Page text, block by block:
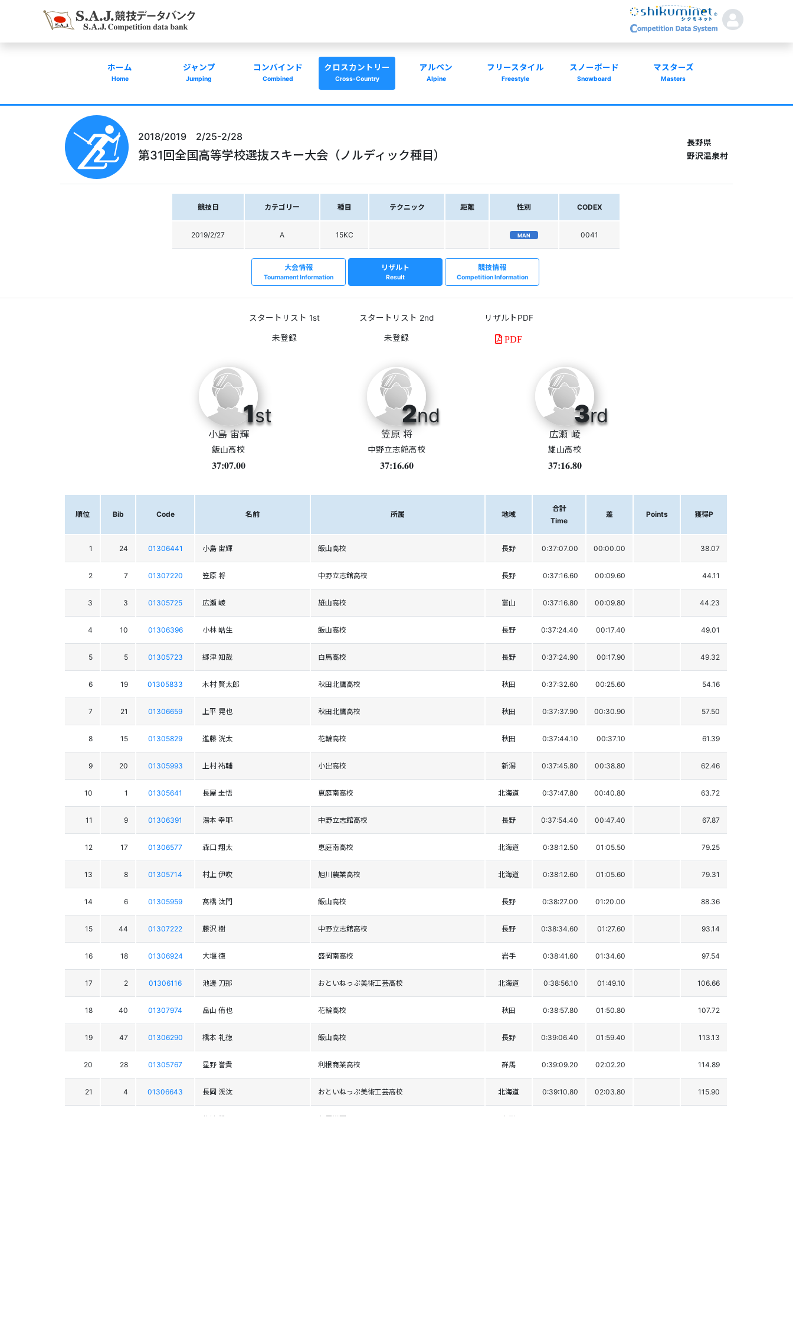
ホーム
Home
ジャンプ
Jumping
コンバインド
Combined
クロスカントリー
Cross-Country
アルペン
Alpine
フリースタイル
Freestyle
スノーボード
Snowboard
マスターズ
Masters
2018/2019 2/25-2/28
第31回全国高等学校選抜スキー大会（ノルディック種目）
長野県
野沢温泉村
競技日 カテゴリー 種目 テクニック 距離 性別 CODEX
2019/2/27 A 15KC MAN 0041
大会情報
Tournament Information
リザルト
Result
競技情報
Competition Information
スタートリスト 1st スタートリスト 2nd リザルトPDF
PDF
1st
小島 宙輝
飯山高校
37:07.00
2nd
笠原 将
中野立志館高校
37:16.60
3rd
広瀬 崚
雄山高校
37:16.80
順位 Bib Code 名前 所属 地域
合計
Time
差 Points 獲得P
1 24 01306441 小島 宙輝 飯山高校 長野 0:37:07.00 00:00.00 38.07
2 7 01307220 笠原 将 中野立志館高校 長野 0:37:16.60 00:09.60 44.11
3 3 01305725 広瀬 崚 雄山高校 富山 0:37:16.80 00:09.80 44.23
4 10 01306396 小林 皓生 飯山高校 長野 0:37:24.40 00:17.40 49.01
5 5 01305723 郷津 知哉 白馬高校 長野 0:37:24.90 00:17.90 49.32
6 19 01305833 木村 賢太郎 秋田北鷹高校 秋田 0:37:32.60 00:25.60 54.16
7 21 01306659 上平 晃也 秋田北鷹高校 秋田 0:37:37.90 00:30.90 57.50
8 15 01305829 進藤 洸太 花輪高校 秋田 0:37:44.10 00:37.10 61.39
9 20 01305993 上村 祐輔 小出高校 新潟 0:37:45.80 00:38.80 62.46
10 1 01305641 長屋 圭悟 恵庭南高校 北海道 0:37:47.80 00:40.80 63.72
11 9 01306391 湯本 幸耶 中野立志館高校 長野 0:37:54.40 00:47.40 67.87
12 17 01306577 森口 翔太 恵庭南高校 北海道 0:38:12.50 01:05.50 79.25
13 8 01305714 村上 伊吹 旭川農業高校 北海道 0:38:12.60 01:05.60 79.31
14 6 01305959 髙橋 汰門 飯山高校 長野 0:38:27.00 01:20.00 88.36
15 44 01307222 藤沢 樹 中野立志館高校 長野 0:38:34.60 01:27.60 93.14
16 18 01306924 大堰 徳 盛岡南高校 岩手 0:38:41.60 01:34.60 97.54
17 2 01306116 池邊 刀那 おといねっぷ美術工芸高校 北海道 0:38:56.10 01:49.10 106.66
18 40 01307974 畠山 侑也 花輪高校 秋田 0:38:57.80 01:50.80 107.72
19 47 01306290 橋本 礼徳 飯山高校 長野 0:39:06.40 01:59.40 113.13
20 28 01305767 星野 誉貴 利根商業高校 群馬 0:39:09.20 02:02.20 114.89
21 4 01306643 長岡 渓汰 おといねっぷ美術工芸高校 北海道 0:39:10.80 02:03.80 115.90
菊地 哲 九里学園 山形